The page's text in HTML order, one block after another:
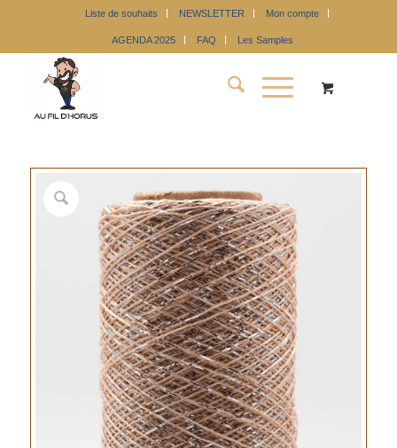
Liste de souhaits NEWSLETTER Mon compte
AGENDA 2025 FAQ Les Samples